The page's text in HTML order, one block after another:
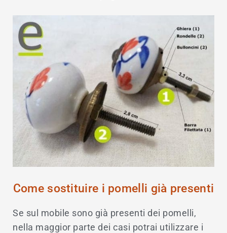
Come sostituire i pomelli già presenti
Se sul mobile sono già presenti dei pomelli,
nella maggior parte dei casi potrai utilizzare i